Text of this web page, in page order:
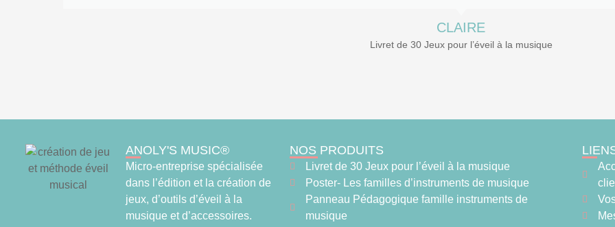
CLAIRE
Livret de 30 Jeux pour l’éveil à la musique
ANOLY'S MUSIC®
Micro-entreprise spécialisée
dans l’édition et la création de
jeux, d’outils d’éveil à la
musique et d’accessoires.
NOS PRODUITS
Livret de 30 Jeux pour l’éveil à la musique
Poster- Les familles d’instruments de musique
Panneau Pédagogique famille instruments de
musique